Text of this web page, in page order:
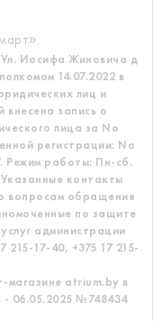
Ул. Иосифа Жиновича д
14.07.2022 в
лиц и
внесена запись о
лица за No
регистрации: No
Режим работы: Пн-сб.
Указанные контакты
вопросам обращения
по защите
администрации
215-17-40, +375 17 215-
магазине atrium.by в
- 06.05.2025 №748434